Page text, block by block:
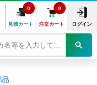
見積カート
0
注文カート
0
ログイン